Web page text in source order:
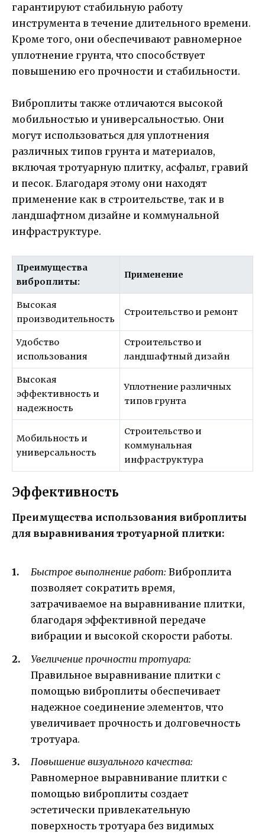
гарантируют стабильную работу
инструмента в течение длительного времени.
Кроме того, они обеспечивают равномерное
уплотнение грунта, что способствует
повышению его прочности и стабильности.
Виброплиты также отличаются высокой
мобильностью и универсальностью. Они
могут использоваться для уплотнения
различных типов грунта и материалов,
включая тротуарную плитку, асфальт, гравий
и песок. Благодаря этому они находят
применение как в строительстве, так и в
ландшафтном дизайне и коммунальной
инфраструктуре.
Преимущества
виброплиты:
Применение
Высокая
производительность
Строительство и ремонт
Удобство
использования
Строительство и
ландшафтный дизайн
Высокая
эффективность и
надежность
Уплотнение различных
типов грунта
Мобильность и
универсальность
Строительство и
коммунальная
инфраструктура
Эффективность
Преимущества использования виброплиты
для выравнивания тротуарной плитки:
Быстрое выполнение работ: Виброплита
позволяет сократить время,
затрачиваемое на выравнивание плитки,
благодаря эффективной передаче
вибрации и высокой скорости работы.
Увеличение прочности тротуара:
Правильное выравнивание плитки с
помощью виброплиты обеспечивает
надежное соединение элементов, что
увеличивает прочность и долговечность
тротуара.
Повышение визуального качества:
Равномерное выравнивание плитки с
помощью виброплиты создает
эстетически привлекательную
поверхность тротуара без видимых